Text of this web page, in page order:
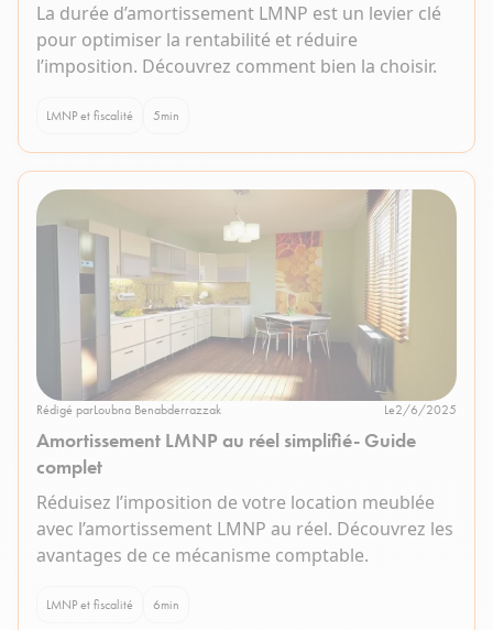
La durée d’amortissement LMNP est un levier clé
pour optimiser la rentabilité et réduire
l’imposition. Découvrez comment bien la choisir.
LMNP et fiscalité 5min
Rédigé parLoubna Benabderrazzak Le2/6/2025
Amortissement LMNP au réel simplifié- Guide
complet
Réduisez l’imposition de votre location meublée
avec l’amortissement LMNP au réel. Découvrez les
avantages de ce mécanisme comptable.
LMNP et fiscalité 6min